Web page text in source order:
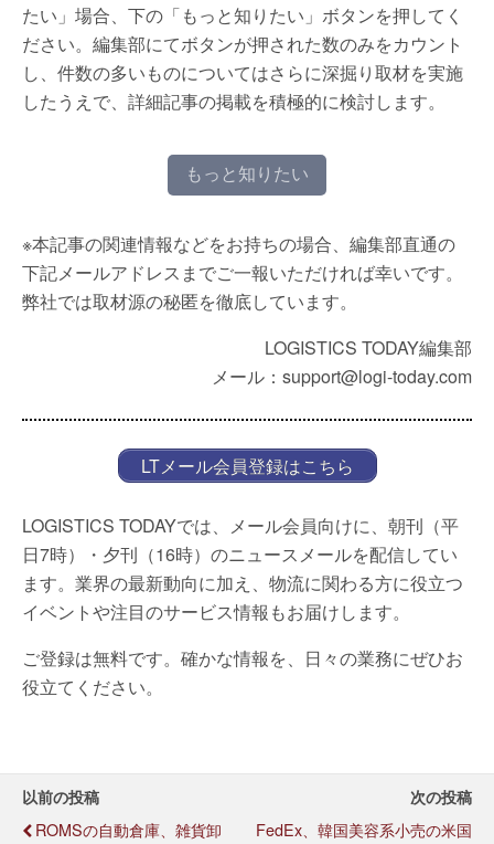
たい」場合、下の「もっと知りたい」ボタンを押してく
ださい。編集部にてボタンが押された数のみをカウント
し、件数の多いものについてはさらに深掘り取材を実施
したうえで、詳細記事の掲載を積極的に検討します。
もっと知りたい
※本記事の関連情報などをお持ちの場合、編集部直通の
下記メールアドレスまでご一報いただければ幸いです。
弊社では取材源の秘匿を徹底しています。
LOGISTICS TODAY編集部
メール：support@logi-today.com
LTメール会員登録はこちら
LOGISTICS TODAYでは、メール会員向けに、朝刊（平
日7時）・夕刊（16時）のニュースメールを配信してい
ます。業界の最新動向に加え、物流に関わる方に役立つ
イベントや注目のサービス情報もお届けします。
ご登録は無料です。確かな情報を、日々の業務にぜひお
役立てください。
以前の投稿
ROMSの自動倉庫、雑貨卸
次の投稿
FedEx、韓国美容系小売の米国